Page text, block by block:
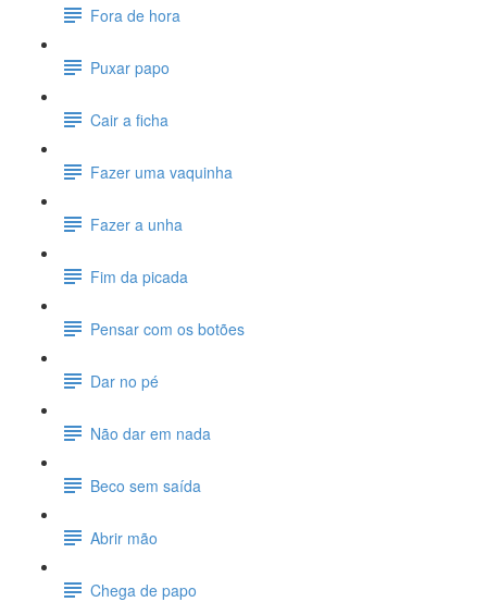
Fora de hora
Puxar papo
Cair a ficha
Fazer uma vaquinha
Fazer a unha
Fim da picada
Pensar com os botões
Dar no pé
Não dar em nada
Beco sem saída
Abrir mão
Chega de papo